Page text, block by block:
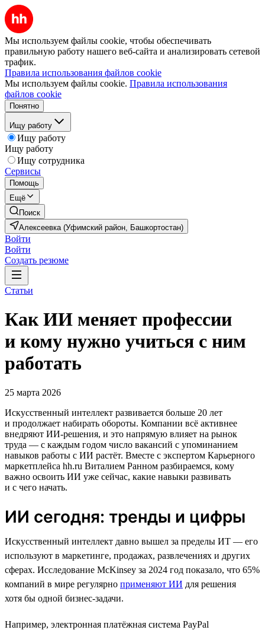
Мы используем файлы cookie, чтобы обеспечивать
правильную работу нашего веб-сайта и анализировать сетевой
трафик.
Правила использования файлов cookie
Мы используем файлы cookie. Правила использования
файлов cookie
Понятно
Ищу работу
Ищу работу
Ищу работу
Ищу сотрудника
Сервисы
Помощь
Ещё
Поиск
Алексеевка (Уфимский район, Башкортостан)
Войти
Войти
Создать резюме
Статьи
Как ИИ меняет профессии
и кому нужно учиться с ним
работать
25 марта 2026
Искусственный интеллект развивается больше 20 лет
и продолжает набирать обороты. Компании всё активнее
внедряют ИИ‑решения, и это напрямую влияет на рынок
труда — с каждым годом число вакансий с упоминанием
навыков работы с ИИ растёт. Вместе с экспертом Карьерного
маркетплейса hh.ru Виталием Ранном разбираемся, кому
важно освоить ИИ уже сейчас, какие навыки развивать
и с чего начать.
ИИ сегодня: тренды и цифры
Искусственный интеллект давно вышел за пределы ИТ — его
используют в маркетинге, продажах, развлечениях и других
сферах. Исследование McKinsey за 2024 год показало, что 65%
компаний в мире регулярно применяют ИИ для решения
хотя бы одной бизнес-задачи.
Например, электронная платёжная система PayPal